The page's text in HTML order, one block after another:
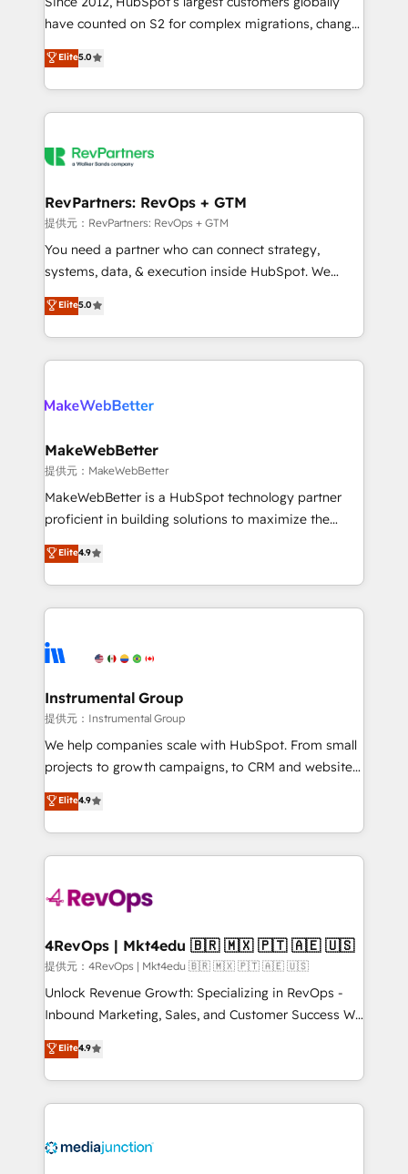
measurable impact.
have counted on S2 for complex migrations, change
management, systems integration, and creative
solutions that deliver measurable impact and
transform brand experiences As one of the few full-
service creative agencies in the HubSpot
winning design to build scalable, globally
marketing campaigns, & RevOps frameworks that
fuel long-term success We connect the entire
customer lifecycle through seamless integrations,
ensure long-term adoption with change-
and service to drive sustainable growth With 6 key
HubSpot accreditations and experience across
Elite5.0
RevPartners: RevOps + GTM
提供元：RevPartners: RevOps + GTM
You need a partner who can connect strategy,
systems, data, & execution inside HubSpot. We
bridge the gap where most agencies fall short by
combining GTM strategy with technical execution to
solve the right problem with the right solution. As the
only firm in the world to hold Elite Partner
clients gain a unique advantage in CRM architecture,
market execution. Why B2B Businesses Choose RP: -
Secure: Soc2 compliant 🛡️ - Pricing: Implementations
starting at $1,5k 💵 - Speed: Launch in 14 days ⚡ -
Global: 75+ RPers across five continents 🌐 - Scale:
HubSpot Partner 🪴 - Sales Hub: More
implementations than any other Partner 💻 -
agency for an Ops problem. Don't hire a technical
agency for a growth problem. Hire a partner built to
Elite5.0
MakeWebBetter
提供元：MakeWebBetter
MakeWebBetter is a HubSpot technology partner
proficient in building solutions to maximize the
operational efficiency of HubSpot. The fastest-
growing tech-enabler & facilitator, MakeWebBetter,
hands you the blend of HubSpot expertise &
eminent solutions & integrations. Trust us to
Elite Partners with 10+ years of HubSpot experience
Premier Partner 2023 🌟5 HubSpot Accreditations 🌟
Won HubSpot Theme Challenge 2021 🌟INBOUND’19
HubSpot Rising Star Why us? Harnessing the full
potential of the powerful HubSpot CRM. ✔️A team of
HubSpot experience ✔️Flexible pricing models —
Hourly-fee (assigned one Dedicated HubSpot
requirement). ✔️Helped over 25,000+ customers so
far with our HubSpot solutions. ✔️Bespoke apps &
on-demand bundle services. Connect with us today!
Elite4.9
Instrumental Group
提供元：Instrumental Group
We help companies scale with HubSpot. From small
projects to growth campaigns, to CRM and websites.
Hire an agency that's experienced in every inch of
HubSpot and willing to work hand-in-hand with your
team to simplify the complex and build a better
experience for your team and customers.
Elite4.9
4RevOps | Mkt4edu 🇧🇷 🇲🇽 🇵🇹 🇦🇪 🇺🇸
提供元：4RevOps | Mkt4edu 🇧🇷 🇲🇽 🇵🇹 🇦🇪 🇺🇸
Unlock Revenue Growth: Specializing in RevOps -
Inbound Marketing, Sales, and Customer Success We
specialize in driving revenue growth for companies
across industries through tailored marketing, sales,
and customer success strategies, utilizing RevOps
methodologies. As Latin America's largest HubSpot
offer unparalleled insights. Operating in five
Elite4.9